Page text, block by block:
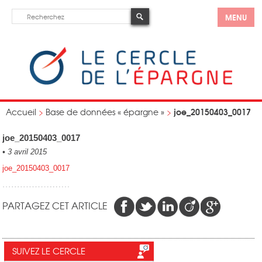
MENU
Accueil > Base de données « épargne » > joe_20150403_0017
joe_20150403_0017
• 3 avril 2015
joe_20150403_0017
PARTAGEZ CET ARTICLE
SUIVEZ LE CERCLE